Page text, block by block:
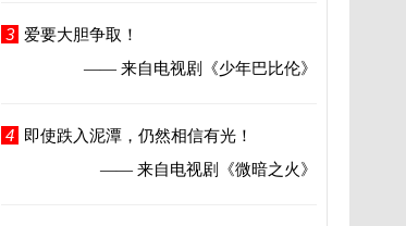
3
爱要大胆争取！
—— 来自电视剧
《少年巴比伦》
4
即使跌入泥潭，仍然相信有光！
—— 来自电视剧
《微暗之火》